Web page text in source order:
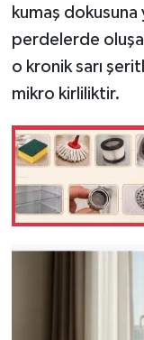
kumaş dokusuna
perdelerde
o kronik sarı
mikro kirliliktir.